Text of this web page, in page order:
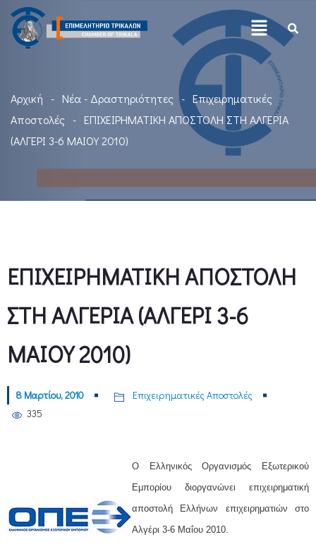
Αρχική Νέα - Δραστηριότητες
Επιχειρηματικές
Αποστολές
ΕΠΙΧΕΙΡΗΜΑΤΙΚΗ ΑΠΟΣΤΟΛΗ ΣΤΗ ΑΛΓΕΡΙΑ
(ΑΛΓΕΡΙ 3-6 ΜΑΙΟΥ 2010)
ΕΠΙΧΕΙΡΗΜΑΤΙΚΗ ΑΠΟΣΤΟΛΗ
ΣΤΗ ΑΛΓΕΡΙΑ (ΑΛΓΕΡΙ 3-6
ΜΑΙΟΥ 2010)
8 Μαρτίου, 2010
Επιχειρηματικές Αποστολές
335
O Ελληνικός Οργανισμός Εξωτερικού
Εμπορίου διοργανώνει επιχειρηματική
αποστολή Ελλήνων επιχειρηματιών στο
Αλγέρι 3-6 Μαΐου 2010.